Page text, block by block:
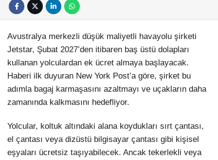
Avustralya merkezli düşük maliyetli havayolu şirketi
Jetstar, Şubat 2027’den itibaren baş üstü dolapları
kullanan yolculardan ek ücret almaya başlayacak.
Haberi ilk duyuran New York Post’a göre, şirket bu
adımla bagaj karmaşasını azaltmayı ve uçakların daha
zamanında kalkmasını hedefliyor.
Yolcular, koltuk altındaki alana koydukları sırt çantası,
el çantası veya dizüstü bilgisayar çantası gibi kişisel
eşyaları ücretsiz taşıyabilecek. Ancak tekerlekli veya